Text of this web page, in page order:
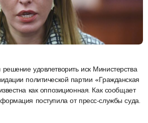
политической партии «Гражданская
как оппозиционная. Как сообщает
поступила от пресс-службы суда.